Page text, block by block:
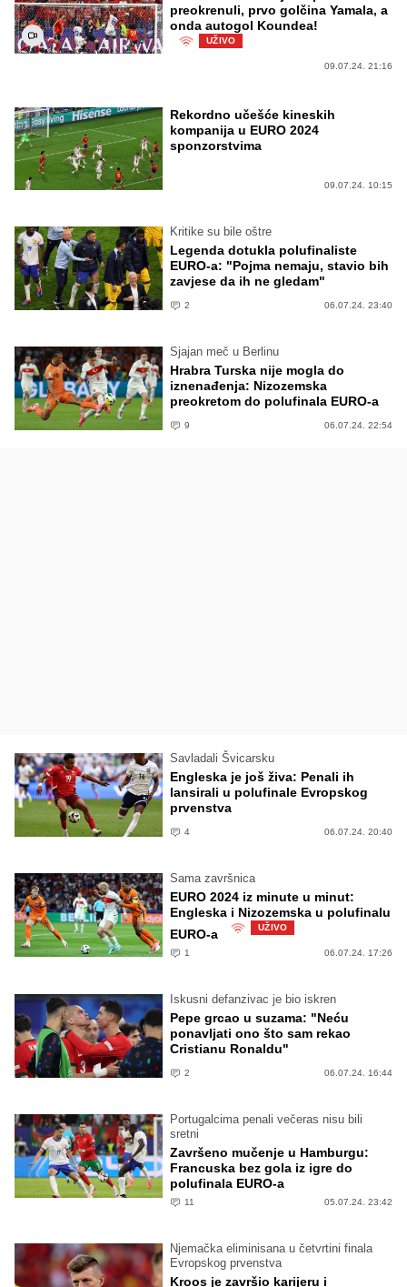
preokrenuli, prvo golčina Yamala, a
onda autogol Koundea!
UŽIVO
09.07.24. 21:16
Rekordno učešće kineskih
kompanija u EURO 2024
sponzorstvima
09.07.24. 10:15
Kritike su bile oštre
Legenda dotukla polufinaliste
EURO-a: "Pojma nemaju, stavio bih
zavjese da ih ne gledam"
2 06.07.24. 23:40
Sjajan meč u Berlinu
Hrabra Turska nije mogla do
iznenađenja: Nizozemska
preokretom do polufinala EURO-a
9 06.07.24. 22:54
Savladali Švicarsku
Engleska je još živa: Penali ih
lansirali u polufinale Evropskog
prvenstva
4 06.07.24. 20:40
Sama završnica
EURO 2024 iz minute u minut:
Engleska i Nizozemska u polufinalu
EURO-a
UŽIVO
1 06.07.24. 17:26
Iskusni defanzivac je bio iskren
Pepe grcao u suzama: "Neću
ponavljati ono što sam rekao
Cristianu Ronaldu"
2 06.07.24. 16:44
Portugalcima penali večeras nisu bili
sretni
Završeno mučenje u Hamburgu:
Francuska bez gola iz igre do
polufinala EURO-a
11 05.07.24. 23:42
Njemačka eliminisana u četvrtini finala
Evropskog prvenstva
Kroos je završio karijeru i